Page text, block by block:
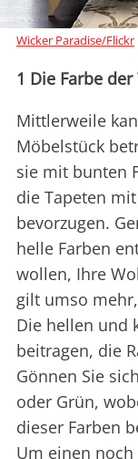
Wicker Paradise/Flickr
1 Die Farbe der
Mittlerweile
Möbelstück
sie mit bunten
die Tapeten
bevorzugen.
helle Farben
wollen, Ihre
gilt umso
Die hellen und
beitragen, die
Gönnen Sie
oder Grün,
dieser Farben
Um einen